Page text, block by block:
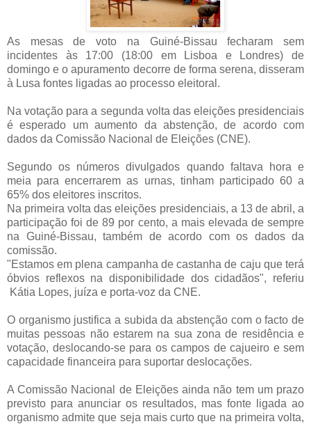
As mesas de voto na Guiné-Bissau fecharam sem
incidentes às 17:00 (18:00 em Lisboa e Londres) de
domingo e o apuramento decorre de forma serena, disseram
à Lusa fontes ligadas ao processo eleitoral.
Na votação para a segunda volta das eleições presidenciais
é esperado um aumento da abstenção, de acordo com
dados da Comissão Nacional de Eleições (CNE).
Segundo os números divulgados quando faltava hora e
meia para encerrarem as urnas, tinham participado 60 a
65% dos eleitores inscritos.
Na primeira volta das eleições presidenciais, a 13 de abril, a
participação foi de 89 por cento, a mais elevada de sempre
na Guiné-Bissau, também de acordo com os dados da
comissão.
"Estamos em plena campanha de castanha de caju que terá
óbvios reflexos na disponibilidade dos cidadãos", referiu
Kátia Lopes, juíza e porta-voz da CNE.
O organismo justifica a subida da abstenção com o facto de
muitas pessoas não estarem na sua zona de residência e
votação, deslocando-se para os campos de cajueiro e sem
capacidade financeira para suportar deslocações.
A Comissão Nacional de Eleições ainda não tem um prazo
previsto para anunciar os resultados, mas fonte ligada ao
organismo admite que seja mais curto que na primeira volta,